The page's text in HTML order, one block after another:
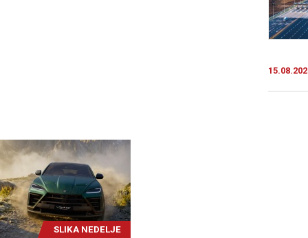
SLIKA NEDELJE